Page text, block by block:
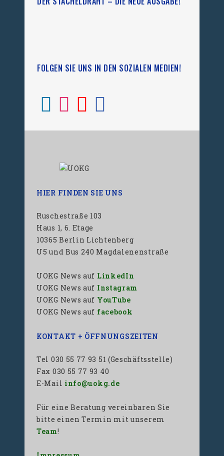
FOLGEN SIE UNS IN DEN SOZIALEN MEDIEN!
HIER FINDEN SIE UNS
Ruschestraße 103
Haus 1, 6. Etage
10365 Berlin Lichtenberg
U5 und Bus 240 Magdalenenstraße
UOKG News auf LinkedIn
UOKG News auf Instagram
UOKG News auf YouTube
UOKG News auf facebook
KONTAKT + ÖFFNUNGSZEITEN
Tel 030 55 77 93 51 (Geschäftsstelle)
Fax 030 55 77 93 40
E-Mail info@uokg.de
Für eine Beratung vereinbaren Sie
bitte einen Termin mit unserem
Team!